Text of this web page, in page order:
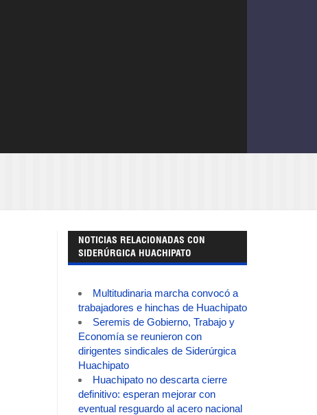
NOTICIAS RELACIONADAS CON
SIDERÚRGICA HUACHIPATO
Multitudinaria marcha convocó a
trabajadores e hinchas de Huachipato
Seremis de Gobierno, Trabajo y
Economía se reunieron con
dirigentes sindicales de Siderúrgica
Huachipato
Huachipato no descarta cierre
definitivo: esperan mejorar con
eventual resguardo al acero nacional